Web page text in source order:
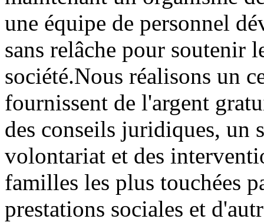
une équipe de personnel
sans relâche pour soutenir
société.Nous réalisons un
fournissent de l'argent
des conseils juridiques, un
volontariat et des
familles les plus touchées
prestations sociales et